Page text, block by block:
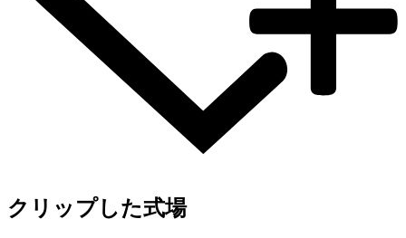
クリップした式場